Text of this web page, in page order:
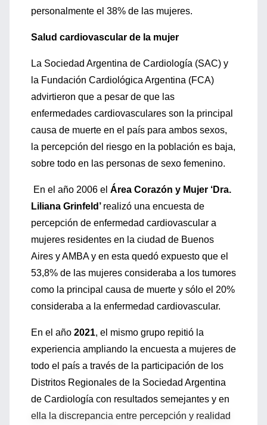
personalmente el 38% de las mujeres.
Salud cardiovascular de la mujer
La Sociedad Argentina de Cardiología (SAC) y
la Fundación Cardiológica Argentina (FCA)
advirtieron que a pesar de que las
enfermedades cardiovasculares son la principal
causa de muerte en el país para ambos sexos,
la percepción del riesgo en la población es baja,
sobre todo en las personas de sexo femenino.
En el año 2006 el Área Corazón y Mujer ‘Dra.
Liliana Grinfeld’ realizó una encuesta de
percepción de enfermedad cardiovascular a
mujeres residentes en la ciudad de Buenos
Aires y AMBA y en esta quedó expuesto que el
53,8% de las mujeres consideraba a los tumores
como la principal causa de muerte y sólo el 20%
consideraba a la enfermedad cardiovascular.
En el año 2021, el mismo grupo repitió la
experiencia ampliando la encuesta a mujeres de
todo el país a través de la participación de los
Distritos Regionales de la Sociedad Argentina
de Cardiología con resultados semejantes y en
ella la discrepancia entre percepción y realidad